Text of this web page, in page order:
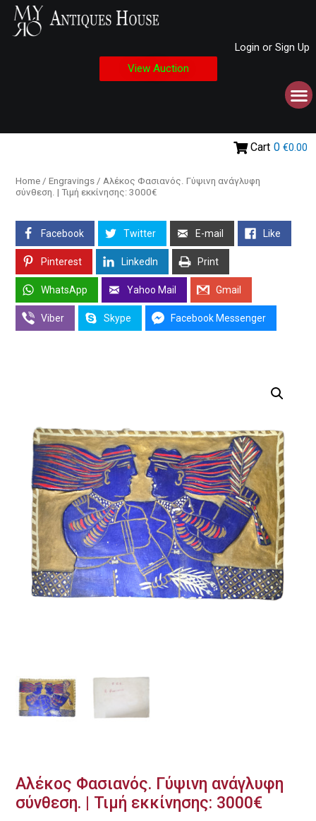
Login or Sign Up
View Auction
Cart 0 €0.00
Home / Engravings / Αλέκος Φασιανός. Γύψινη ανάγλυφη
σύνθεση. | Τιμή εκκίνησης: 3000€
Facebook Twitter E-mail Like
Pinterest LinkedIn Print
WhatsApp Yahoo Mail Gmail
Viber Skype Facebook Messenger
Αλέκος Φασιανός. Γύψινη ανάγλυφη
σύνθεση. | Τιμή εκκίνησης: 3000€